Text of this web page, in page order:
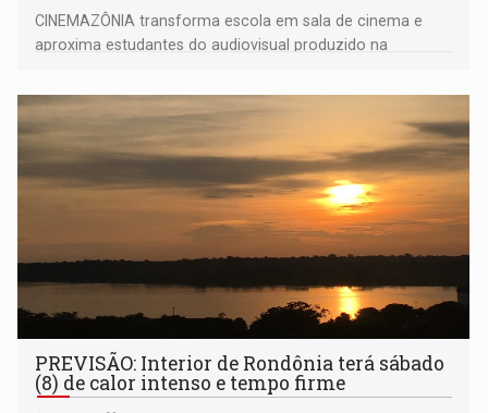
CINEMAZÔNIA transforma escola em sala de cinema e
aproxima estudantes do audiovisual produzido na
PREVISÃO: Interior de Rondônia terá sábado
(8) de calor intenso e tempo firme